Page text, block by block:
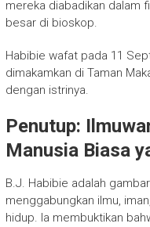
mereka diabadikan dalam
besar di bioskop.
Habibie wafat pada 11
dimakamkan di Taman
dengan istrinya.
Penutup:
Manusia Biasa
B.J. Habibie adalah
menggabungkan ilmu,
hidup. Ia membuktikan